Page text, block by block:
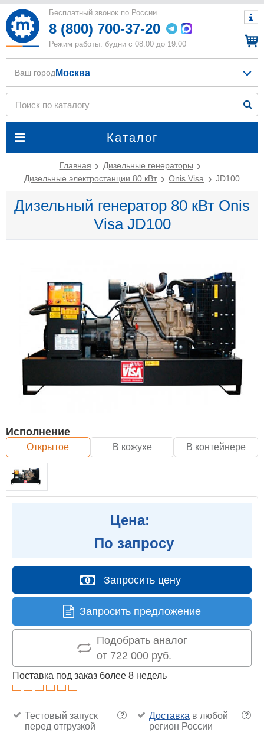
Бесплатный звонок по России
8 (800) 700-37-20
Режим работы: будни с 08:00 до 19:00
Каталог
Ваш город Москва
Главная
Дизельные генераторы
Дизельные электростанции 80 кВт
Onis Visa JD100
Дизельный генератор 80 кВт Onis
Visa JD100
Исполнение
Открытое В кожухе В контейнере
Цена:
По запросу
Запросить цену
Запросить предложение
Подобрать аналог
от 722 000 руб.
Поставка под заказ более 8 недель
?
Тестовый запуск
перед отгрузкой
?
Доставка в любой
регион России